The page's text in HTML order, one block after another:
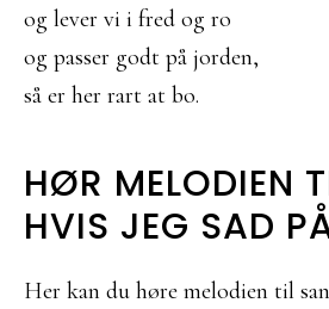
og lever vi i fred og ro
og passer godt på jorden,
så er her rart at bo.
HØR MELODIEN
HVIS JEG SAD
Her kan du høre melodien til